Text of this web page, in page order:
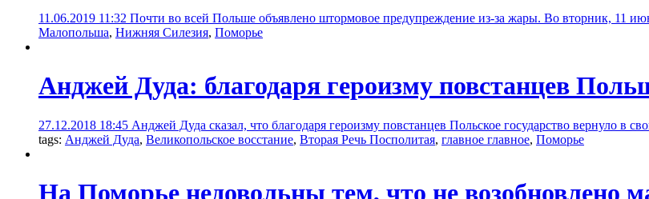
11.06.2019 11:32 Почти во всей Польше объявлено штормовое предупреждение из-за жары. Во вторник, 11
Малопольша, Нижняя Силезия, Поморье
Анджей Дуда: благодаря героизму повстанцев
27.12.2018 18:45 Анджей Дуда сказал, что благодаря героизму повстанцев Польское государство вернуло в
tags: Анджей Дуда, Великопольское восстание, Вторая Речь Посполитая, главное главное, Поморье
На Поморье недовольны тем, что не возобновлено